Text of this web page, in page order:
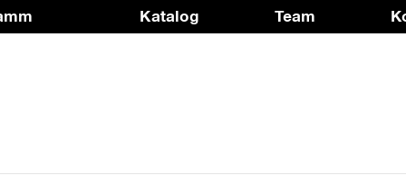
Katalog Team